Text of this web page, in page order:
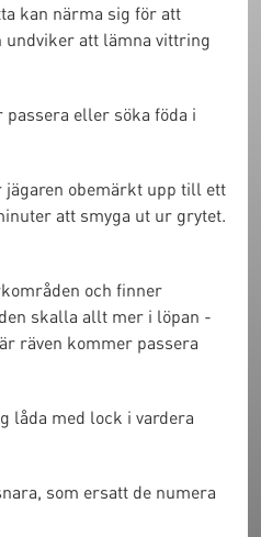
kan närma sig för att
undviker att lämna vittring
eller söka föda i
jägaren obemärkt upp till ett
att smyga ut ur grytet.
och finner
skalla allt mer i löpan -
räven kommer passera
låda med lock i vardera
som ersatt de numera